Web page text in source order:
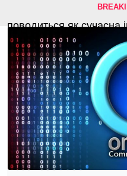
як сучасна